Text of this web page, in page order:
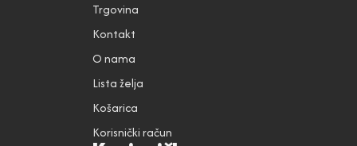
Trgovina
Kontakt
O nama
Lista želja
Košarica
Korisnički račun